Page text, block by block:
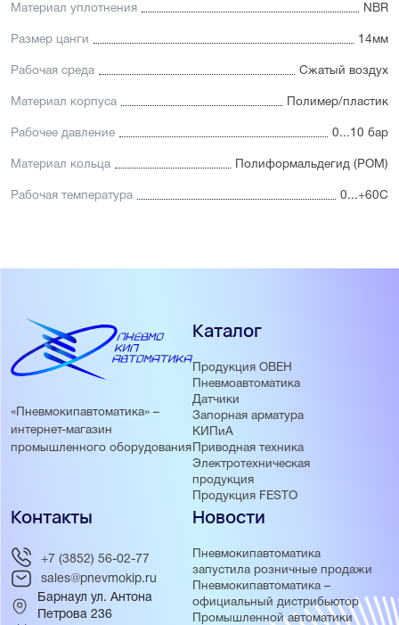
Материал уплотнения NBR
Размер цанги 14мм
Рабочая среда Сжатый воздух
Материал корпуса Полимер/пластик
Рабочее давление 0...10 бар
Материал кольца Полиформальдегид (POM)
Рабочая температура 0...+60С
«Пневмокипавтоматика» –
интернет-магазин
промышленного оборудования
Каталог
Продукция ОВЕН
Пневмоавтоматика
Датчики
Запорная арматура
КИПиА
Приводная техника
Электротехническая
продукция
Продукция FESTO
Новости
Пневмокипавтоматика
запустила розничные продажи
Пневмокипавтоматика –
официальный дистрибьютор
Промышленной автоматики
Контакты
+7 (3852) 56-02-77
sales@pnevmokip.ru
Барнаул ул. Антона
Петрова 236